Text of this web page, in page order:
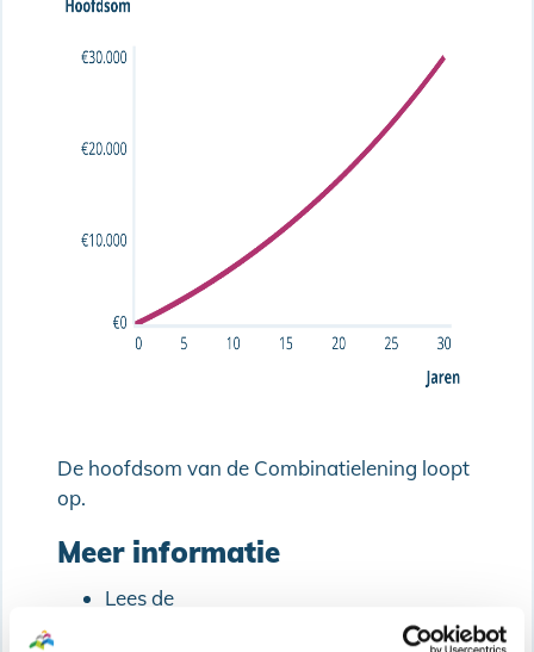
De hoofdsom van de Combinatielening loopt
op.
Meer informatie
Lees de
uitgebreide productinformatie en voorwaarden van de SVn Maatwerklening